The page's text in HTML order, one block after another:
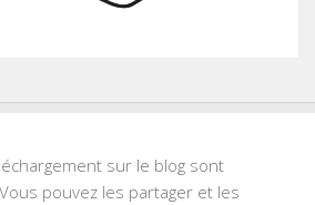
sur le blog sont
. Vous pouvez les partager et les